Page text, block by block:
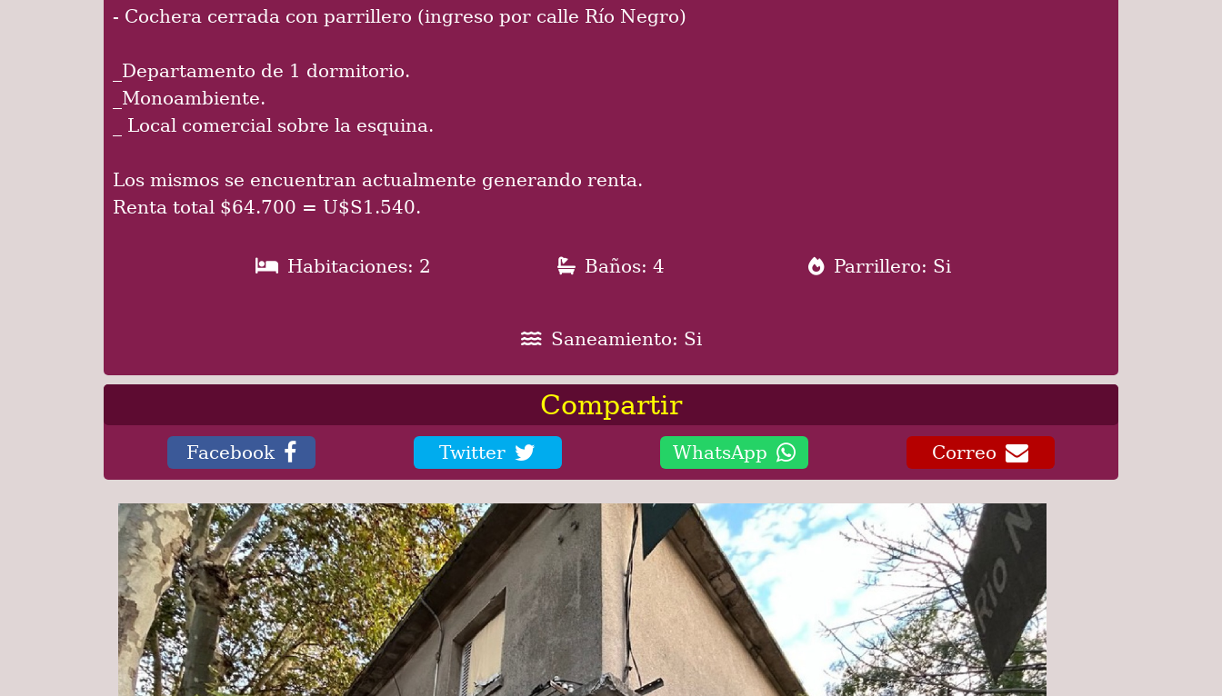
- Cochera cerrada con parrillero (ingreso por calle Río Negro)
_Departamento de 1 dormitorio.
_Monoambiente.
_ Local comercial sobre la esquina.
Los mismos se encuentran actualmente generando renta.
Renta total $64.700 = U$S1.540.
Habitaciones: 2 Baños: 4 Parrillero: Si
Saneamiento: Si
Compartir
Facebook Twitter WhatsApp Correo